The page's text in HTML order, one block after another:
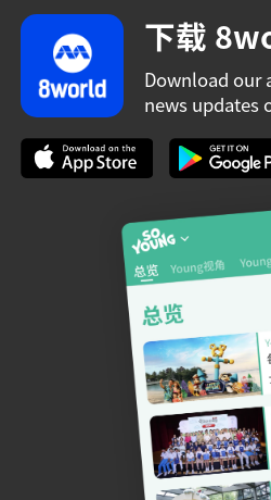
下载
Download our
news updates